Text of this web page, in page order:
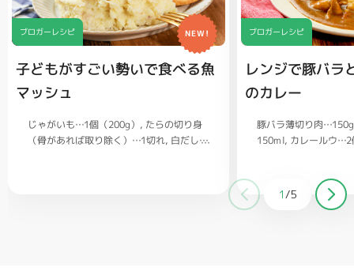
ブロガーレシピ NEW!
子どもがすごい勢いで食べる魚
マッシュ
じゃがいも…1個（200g） たらの切り身
（骨があれば取り除く）…1切れ 白だし…
ブロガーレシピ
レンジで豚バラ
のカレー
豚バラ薄切り肉…150g
150ml カレールウ…2
1/5